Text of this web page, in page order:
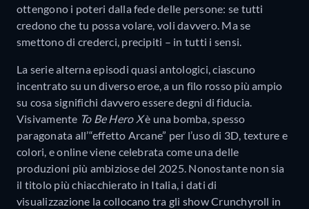
ottengono i poteri dalla fede delle persone: se tutti
credono che tu possa volare, voli davvero. Ma se
smettono di crederci, precipiti – in tutti i sensi.
La serie alterna episodi quasi antologici, ciascuno
incentrato su un diverso eroe, a un filo rosso più ampio
su cosa significhi davvero essere degni di fiducia.
Visivamente To Be Hero Xè una bomba, spesso
paragonata all’“effetto Arcane” per l’uso di 3D, texture e
colori, e online viene celebrata come una delle
produzioni più ambiziose del 2025. Nonostante non sia
il titolo più chiacchierato in Italia, i dati di
visualizzazione la collocano tra gli show Crunchyroll in